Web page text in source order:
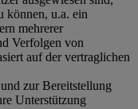
können, u.a. ein
mehrerer
Verfolgen von
auf der vertraglichen
zur Bereitstellung
Unterstützung